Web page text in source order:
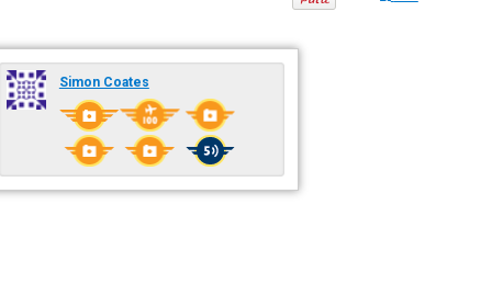
Simon Coates